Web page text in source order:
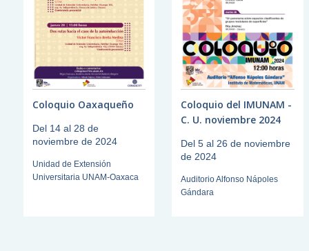
Coloquio Oaxaqueño
Del 14 al 28 de
noviembre de 2024
Unidad de Extensión
Universitaria UNAM-Oaxaca
Coloquio del IMUNAM -
C. U. noviembre 2024
Del 5 al 26 de noviembre
de 2024
Auditorio Alfonso Nápoles
Gándara